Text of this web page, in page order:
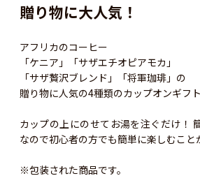
贈り物に大人気！
アフリカのコーヒー
「ケニア」「サザエチオピアモカ」
「サザ贅沢ブレンド」「将軍珈琲」の
贈り物に人気の4種類のカップオンギフト
カップの上にのせてお湯を注ぐだけ！
なので初心者の方でも簡単に楽しむこと
※包装された商品です。